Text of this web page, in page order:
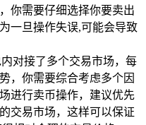
你需要仔细选择你要卖出
一旦操作失误,可能会导致
内对接了多个交易市场，每
，你需要综合考虑多个因
进行卖币操作，建议优先
交易市场，这样可以保证